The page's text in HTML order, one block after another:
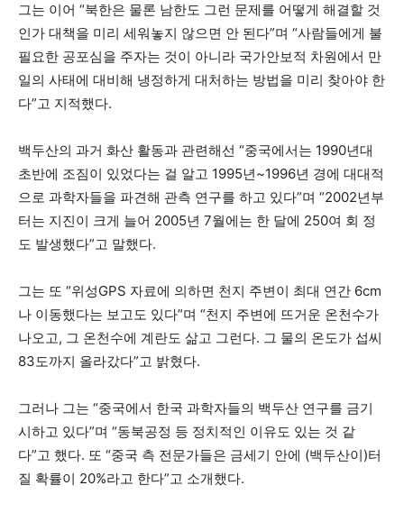
그는 이어 “북한은 물론 남한도 그런 문제를 어떻게 해결할 것
인가 대책을 미리 세워놓지 않으면 안 된다”며 “사람들에게 불
필요한 공포심을 주자는 것이 아니라 국가안보적 차원에서 만
일의 사태에 대비해 냉정하게 대처하는 방법을 미리 찾아야 한
다”고 지적했다.
백두산의 과거 화산 활동과 관련해선 “중국에서는 1990년대
초반에 조짐이 있었다는 걸 알고 1995년~1996년 경에 대대적
으로 과학자들을 파견해 관측 연구를 하고 있다”며 “2002년부
터는 지진이 크게 늘어 2005년 7월에는 한 달에 250여 회 정
도 발생했다”고 말했다.
그는 또 “위성GPS 자료에 의하면 천지 주변이 최대 연간 6cm
나 이동했다는 보고도 있다”며 “천지 주변에 뜨거운 온천수가
나오고, 그 온천수에 계란도 삶고 그런다. 그 물의 온도가 섭씨
83도까지 올라갔다”고 밝혔다.
그러나 그는 “중국에서 한국 과학자들의 백두산 연구를 금기
시하고 있다”며 “동북공정 등 정치적인 이유도 있는 것 같
다”고 했다. 또 “중국 측 전문가들은 금세기 안에 (백두산이)터
질 확률이 20%라고 한다”고 소개했다.